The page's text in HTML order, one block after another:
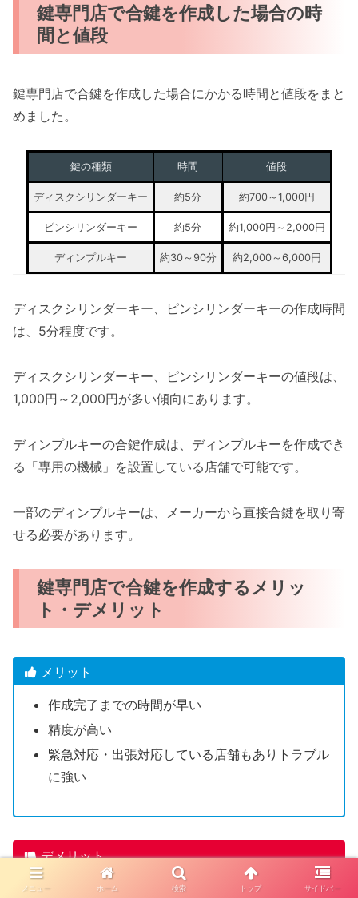
鍵専門店で合鍵を作成した場合の時
間と値段
鍵専門店で合鍵を作成した場合にかかる時間と値段をまと
めました。
鍵の種類 時間 値段
ディスクシリンダーキー 約5分 約700～1,000円
ピンシリンダーキー 約5分 約1,000円～2,000円
ディンプルキー 約30～90分 約2,000～6,000円
ディスクシリンダーキー、ピンシリンダーキーの作成時間
は、5分程度です。
ディスクシリンダーキー、ピンシリンダーキーの値段は、
1,000円～2,000円が多い傾向にあります。
ディンプルキーの合鍵作成は、ディンプルキーを作成でき
る「専用の機械」を設置している店舗で可能です。
一部のディンプルキーは、メーカーから直接合鍵を取り寄
せる必要があります。
鍵専門店で合鍵を作成するメリッ
ト・デメリット
メリット
作成完了までの時間が早い
精度が高い
緊急対応・出張対応している店舗もありトラブル
に強い
デメリット
一部のディンプルキーは店舗で合鍵作成できない
メニュー ホーム 検索 トップ サイドバー